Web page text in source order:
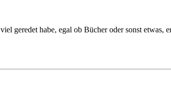
geredet habe, egal ob Bücher oder sonst etwas,